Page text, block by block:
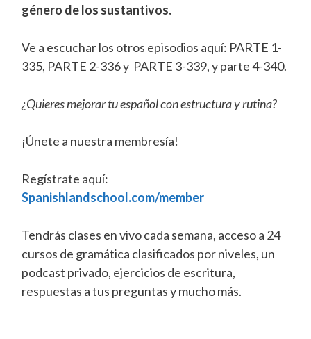
género de los sustantivos.
Ve a escuchar los otros episodios aquí: PARTE 1-
335, PARTE 2-336 y PARTE 3-339, y parte 4-340.
¿Quieres mejorar tu español con estructura y rutina?
¡Únete a nuestra membresía!
Regístrate aquí:
Spanishlandschool.com/member
Tendrás clases en vivo cada semana, acceso a 24
cursos de gramática clasificados por niveles, un
podcast privado, ejercicios de escritura,
respuestas a tus preguntas y mucho más.